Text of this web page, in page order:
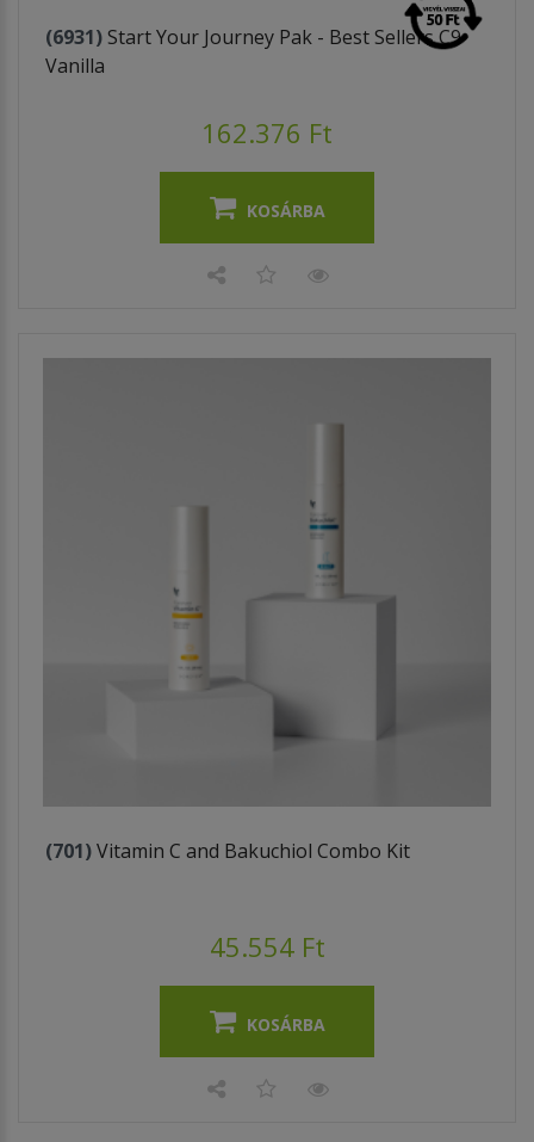
(6931) Start Your Journey Pak - Best Sellers C9
Vanilla
162.376 Ft
KOSÁRBA
(701)Vitamin C and Bakuchiol Combo Kit
45.554 Ft
KOSÁRBA